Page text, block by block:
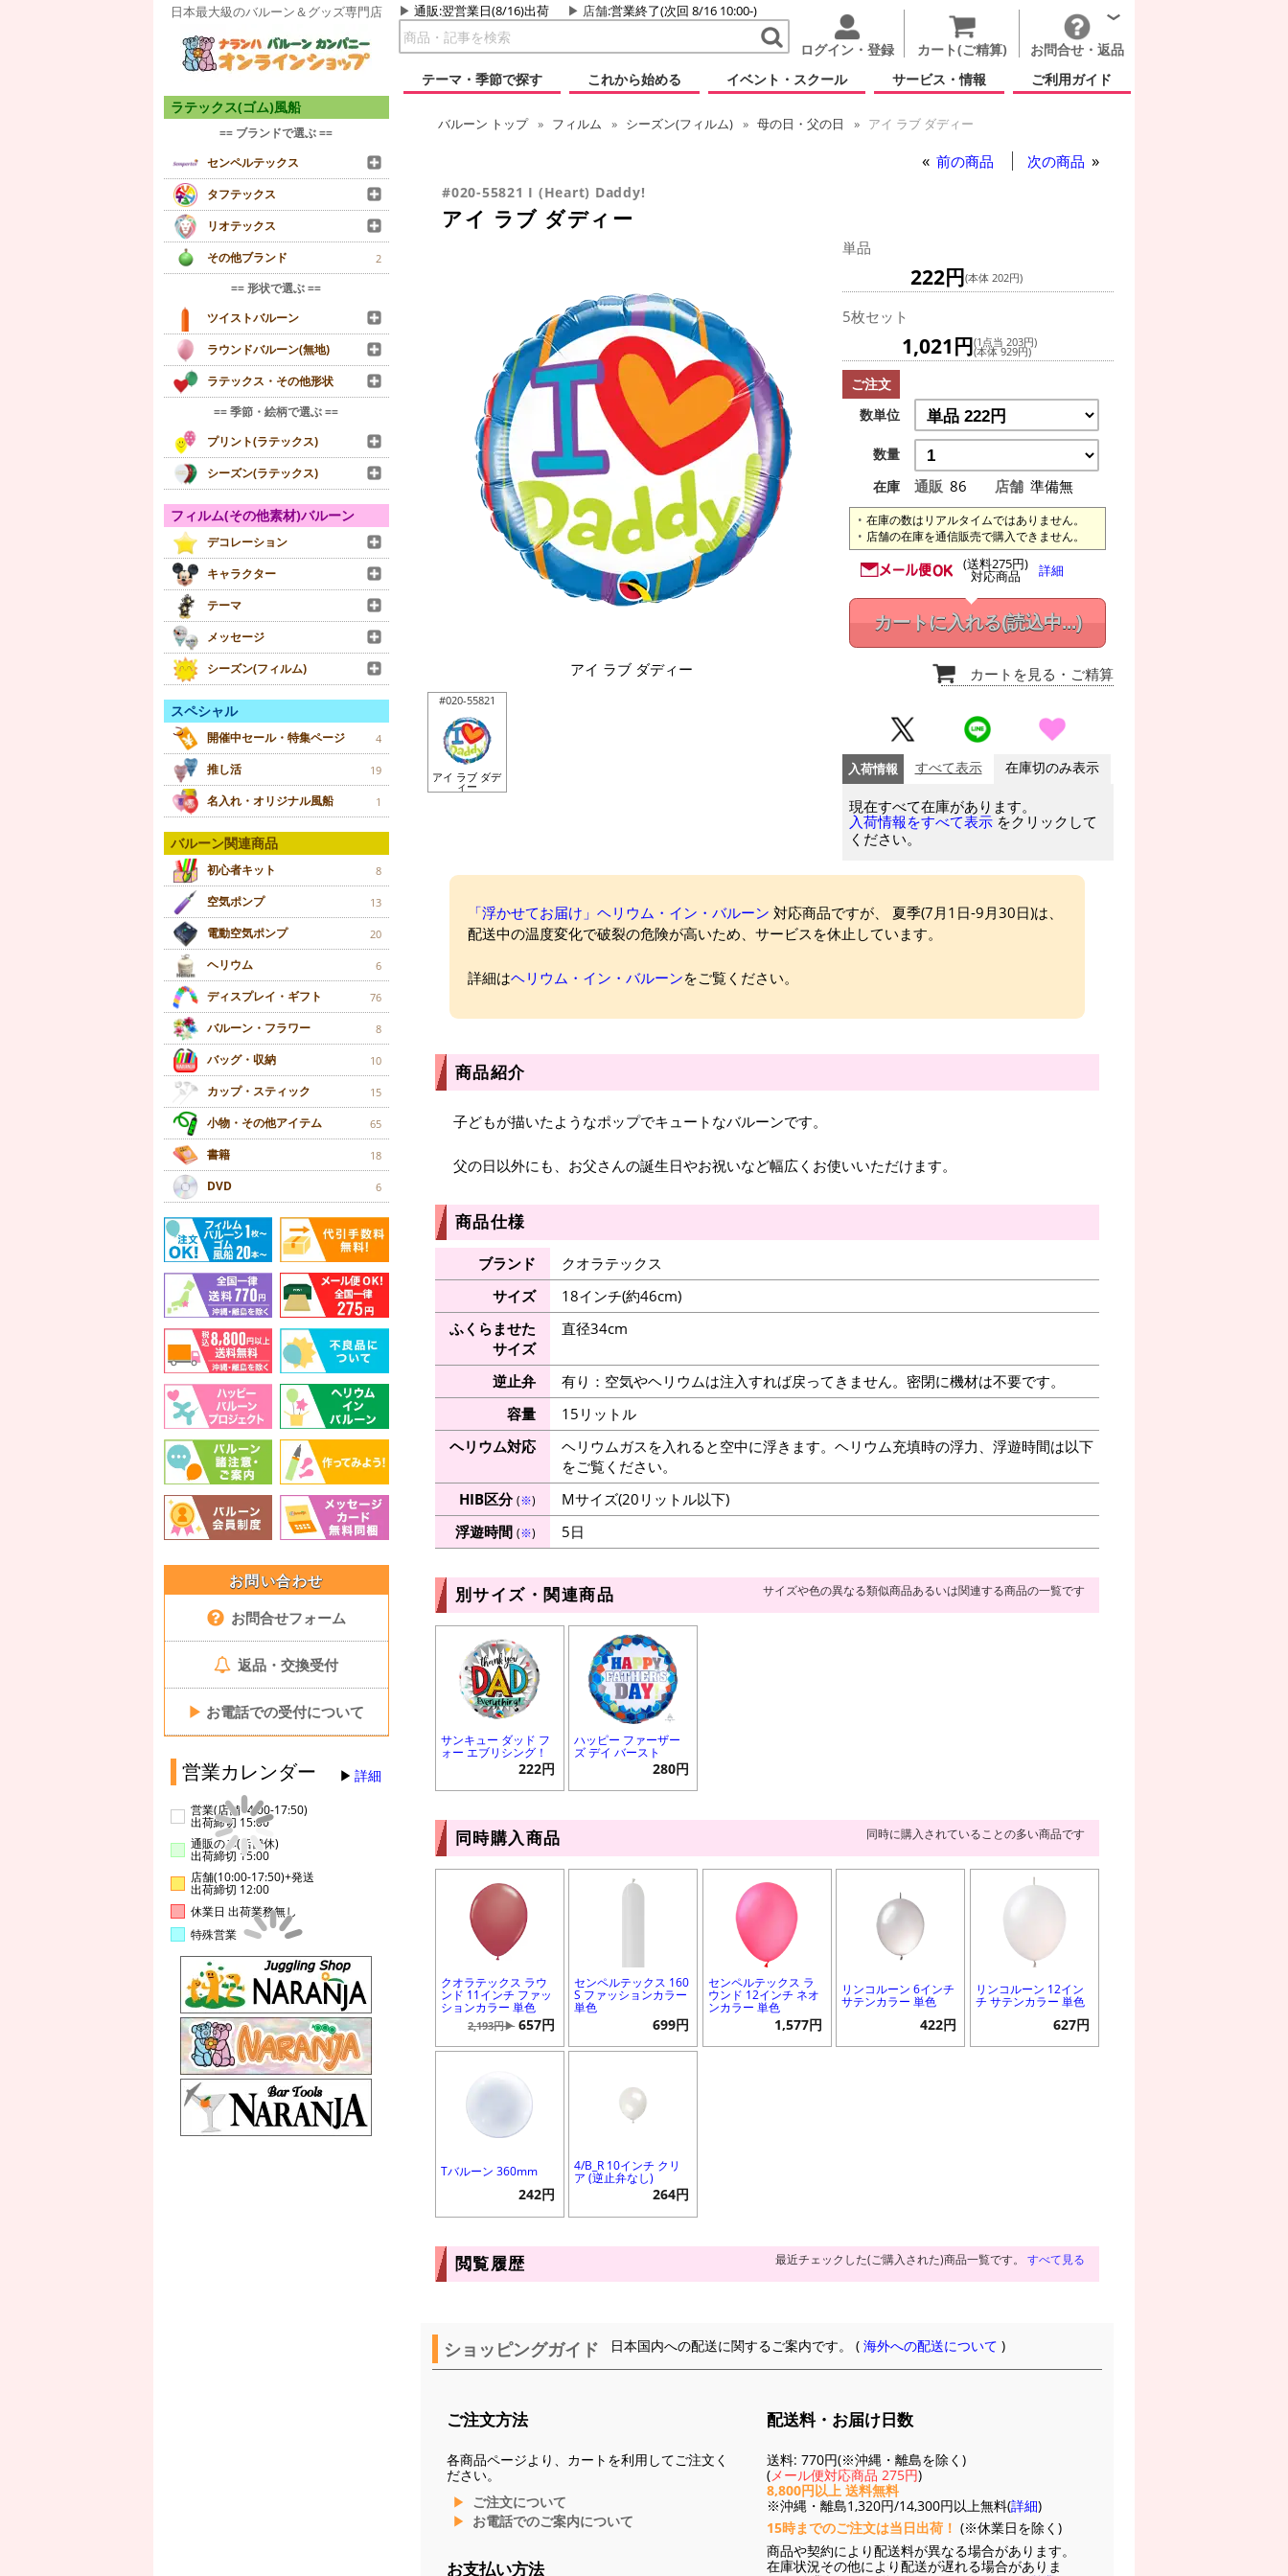
日本最大級のバルーン＆グッズ専門店 通販:翌営業日(8/16)出荷 店舗:営業終了(次回 8/16 10:00-)
ログイン・登録 カート(ご精算)
お問合せ・返品
テーマ・季節で探す
これから始める イベント・スクール サービス・情報 ご利用ガイド
ラテックス(ゴム)風船
== ブランドで選ぶ ==
センペルテックス
タフテックス
リオテックス
その他ブランド
2
== 形状で選ぶ ==
ツイストバルーン
ラウンドバルーン(無地)
ラテックス・その他形状
== 季節・絵柄で選ぶ ==
プリント(ラテックス)
シーズン(ラテックス)
フィルム(その他素材)バルーン
デコレーション
キャラクター
テーマ
メッセージ
シーズン(フィルム)
スペシャル
開催中セール・特集ページ 4
推し活 19
名入れ・オリジナル風船 1
バルーン関連商品
初心者キット 8
空気ポンプ 13
電動空気ポンプ 20
ヘリウム 6
ディスプレイ・ギフト 76
バルーン・フラワー 8
バッグ・収納 10
カップ・スティック 15
小物・その他アイテム 65
書籍 18
DVD 6
お問い合わせ
お問合せフォーム
返品・交換受付
▶ お電話での受付について
営業カレンダー 詳細
営業(店舗14:00-17:50)
出荷締切 15:00
通販のみ(店舗休)
出荷締切 15:00
店舗(10:00-17:50)+発送
出荷締切 12:00
休業日 出荷業務無し
特殊営業
バルーン トップ フィルム シーズン(フィルム) 母の日・父の日 アイ ラブ ダディー
前の商品 次の商品
#020-55821 I (Heart) Daddy!
アイ ラブ ダディー
アイ ラブ ダディー
#020-55821
アイ ラブ ダデ
ィー
単品
222円(本体 202円)
5枚セット
1,021円(1点当 203円)
(本体 929円)
ご注文
数単位
数量
在庫
通販 86 店舗 準備無
在庫の数はリアルタイムではありません。
店舗の在庫を通信販売で購入できません。
(送料275円)
対応商品 詳細
カートに入れる(読込中...)
カートを見る ・ご精算
入荷情報 すべて表示 在庫切のみ表示
現在すべて在庫があります。
入荷情報をすべて表示 をクリックして
ください。
「浮かせてお届け」ヘリウム・イン・バルーン 対応商品ですが、 夏季(7月1日-9月30日)は、
配送中の温度変化で破裂の危険が高いため、サービスを休止しています。
詳細はヘリウム・イン・バルーンをご覧ください。
商品紹介
子どもが描いたようなポップでキュートなバルーンです。
父の日以外にも、お父さんの誕生日やお祝いなど幅広くお使いいただけます。
商品仕様
ブランド
クオラテックス
サイズ
18インチ(約46cm)
ふくらませた
サイズ
直径34cm
逆止弁
有り：空気やヘリウムは注入すれば戻ってきません。密閉に機材は不要です。
容量
15リットル
ヘリウム対応
ヘリウムガスを入れると空中に浮きます。ヘリウム充填時の浮力、浮遊時間は以下
をご覧ください。
HIB区分(※)
Mサイズ(20リットル以下)
浮遊時間 (※) 5日
別サイズ・関連商品 サイズや色の異なる類似商品あるいは関連する商品の一覧です
サンキュー ダッド フ
ォー エブリシング！
222円
ハッピー ファーザー
ズ デイ バースト
280円
同時購入商品 同時に購入されていることの多い商品です
クオラテックス ラウ
ンド 11インチ ファッ
ションカラー 単色
2,193円▶ 657円
センペルテックス 160
S ファッションカラー
単色
699円
センペルテックス ラ
ウンド 12インチ ネオ
ンカラー 単色
1,577円
リンコルーン 6インチ
サテンカラー 単色
422円
リンコルーン 12イン
チ サテンカラー 単色
627円
Tバルーン 360mm
242円
4/B_R 10インチ クリ
ア (逆止弁なし)
264円
閲覧履歴 最近チェックした(ご購入された)商品一覧です。 すべて見る
ショッピングガイド 日本国内への配送に関するご案内です。 (海外への配送について )
ご注文方法
各商品ページより、カートを利用してご注文く
ださい。
ご注文について
お電話でのご案内について
お支払い方法
配送料・お届け日数
送料: 770円(※沖縄・離島を除く)
( メール便対応商品 275円)
8,800円以上 送料無料
※沖縄・離島1,320円/14,300円以上無料(詳細)
15時までのご注文は当日出荷！ (※休業日を除く)
商品や契約により配送料が異なる場合があります。
在庫状況その他により配送が遅れる場合がありま